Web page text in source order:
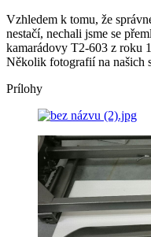
Vzhledem k tomu, že
nestačí, nechali jsme se
kamarádovy T2-603 z roku
Několik fotografií na našich
Prílohy